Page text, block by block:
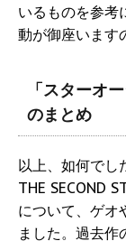
いるものを参考
動が御座います
「スターオ
のまとめ
以上、如何でし
THE SECOND
について、ゲオ
ました。過去作